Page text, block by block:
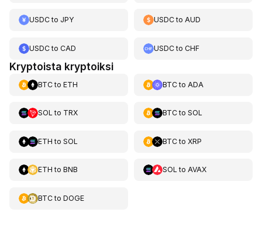
USDCto JPY USDCtoAUD
USDCto CAD USDCtoCHF
Kryptoista kryptoiksi
BTCto ETH BTCto ADA
SOL to TRX BTCto SOL
ETH to SOL BTCto XRP
ETH to BNB SOL to AVAX
BTCto DOGE